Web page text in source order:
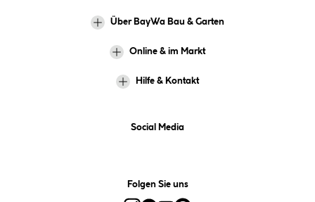
Über BayWa Bau & Garten
Online & im Markt
Hilfe & Kontakt
Social Media
Folgen Sie uns